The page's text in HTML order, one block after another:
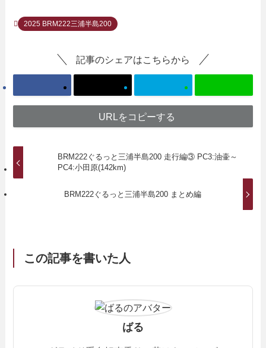
2025 BRM222三浦半島200
記事のシェアはこちらから
URLをコピーする
BRM222ぐるっと三浦半島200 走行編③ PC3:油壷～
PC4:小田原(142km)
BRM222ぐるっと三浦半島200 まとめ編
この記事を書いた人
ばる